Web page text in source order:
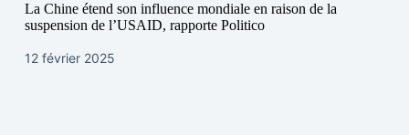
La Chine étend son influence mondiale en raison de la
suspension de l’USAID, rapporte Politico
12 février 2025